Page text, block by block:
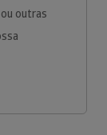
outras